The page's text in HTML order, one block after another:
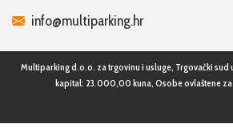
info@multiparking.hr
Multiparking d.o.o. za trgovinu i usluge, Trgovački
kapital: 23.000,00 kuna, Osobe ovlaštene